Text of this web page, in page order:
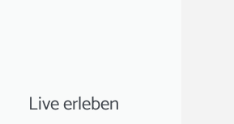
Live erleben